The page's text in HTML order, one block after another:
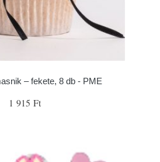
– fekete, 8 db - PME
1 915 Ft